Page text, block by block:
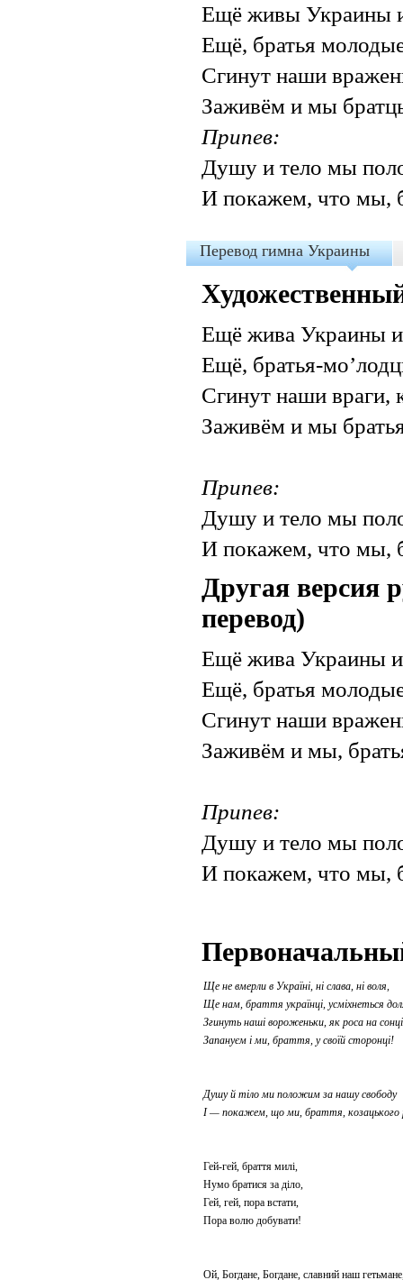
Ещё живы Украины
Ещё, братья
Сгинут наши
Заживём и мы
Припев:
Душу и тело мы
И покажем, что мы,
Перевод гимна Украины
Ещё жива Украины и
Ещё, братья-
Сгинут наши враги,
Заживём и мы
Припев:
Душу и тело мы
И покажем, что мы,
Другая версия
перевод)
Ещё жива Украины и
Ещё, братья
Сгинут наши
Заживём и мы,
Припев:
Душу и тело мы
И покажем, что мы,
Ще не вмерли в Україні, ні слава, ні воля,
Ще нам, браття українці, усміхнеться
Згинуть наші вороженьки, як роса на
Запануєм і ми, браття, у своїй сторонці!
Душу й тіло ми положим за нашу свободу
І — покажем, що ми, браття, козацького
Гей-гей, браття милі,
Нумо братися за діло,
Гей, гей, пора встати,
Пора волю добувати!
Ой, Богдане, Богдане, славний наш